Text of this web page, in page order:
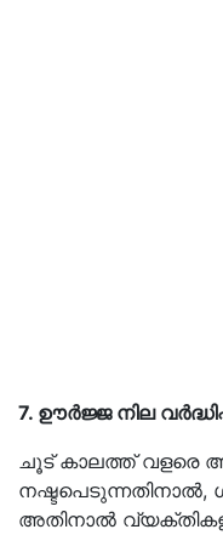
7. ഊർജ്ജ നില
ചൂട് കാലത്ത് വളരെ
നഷ്ടപെടുന്നതിനാൽ,
അതിനാൽ